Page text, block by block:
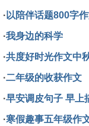
· 以陪伴话题800字
·我身边的科学
·共度好时光作文中
·二年级的收获作文
·早安调皮句子 早上
·寒假趣事五年级作